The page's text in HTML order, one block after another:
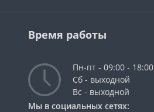
Время работы
Пн-пт - 09:00 - 18:00
Сб - выходной
Вс - выходной
Мы в социальных сетях: